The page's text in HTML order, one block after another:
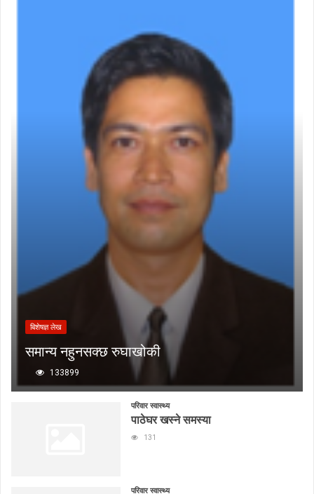
बिशेषज्ञ लेख
समान्य नहुनसक्छ रुघाखोकी
133899
परिवार स्वास्थ्य
पाठेघर खस्ने समस्या
131
परिवार स्वास्थ्य